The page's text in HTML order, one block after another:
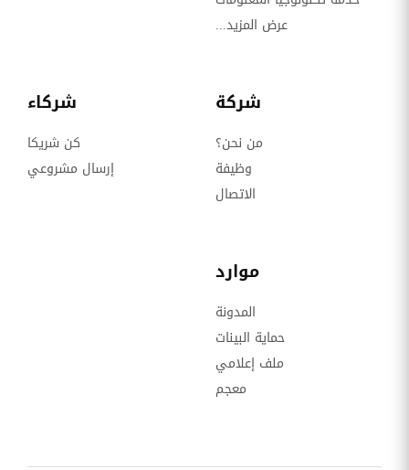
عرض المزيد...
شركة
من نحن؟
وظيفة
الاتصال
شركاء
كن شريكا
إرسال مشروعي
موارد
المدونة
حماية البينات
ملف إعلامي
معجم